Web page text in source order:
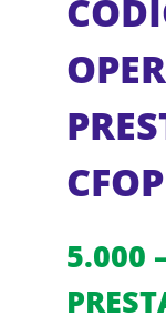
5.000